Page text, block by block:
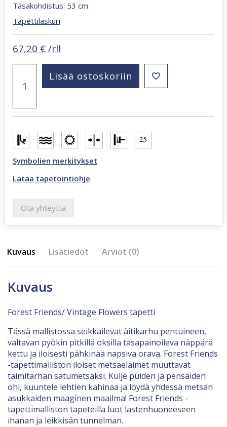
Tasakohdistus: 53 cm
Tapettilaskuri
67,20 € /rll
Vintage
tapetti
määrä
Lisää ostoskoriin
Symbolien merkitykset
Lataa tapetointiohje
Ota yhteyttä
Kuvaus Lisätiedot Arviot (0)
Kuvaus
Forest Friends/ Vintage Flowers tapetti
Tässä mallistossa seikkailevat äitikarhu pentuineen,
valtavan pyökin pitkillä oksilla tasapainoileva näppärä
kettu ja iloisesti pähkinää napsiva orava. Forest Friends
-tapettimalliston iloiset metsäeläimet muuttavat
taimitarhan satumetsäksi. Kulje puiden ja pensaiden
ohi, kuuntele lehtien kahinaa ja löydä yhdessä metsän
asukkaiden maaginen maailma! Forest Friends -
tapettimalliston tapeteilla luot lastenhuoneeseen
ihanan ja leikkisän tunnelman.